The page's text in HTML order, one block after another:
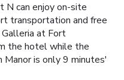
N can enjoy on-site
transportation and free
at Fort
the hotel while the
is only 9 minutes'